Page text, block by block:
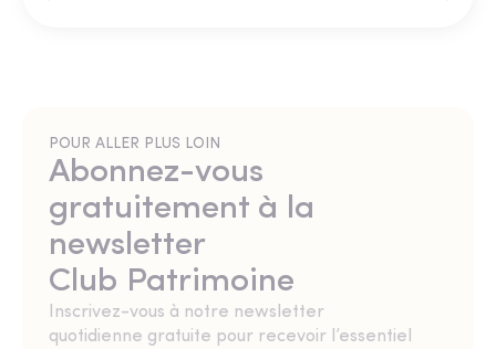
POUR ALLER PLUS LOIN
Abonnez-vous
gratuitement à la
newsletter
Club Patrimoine
Inscrivez-vous à notre newsletter
quotidienne gratuite pour recevoir l’essentiel